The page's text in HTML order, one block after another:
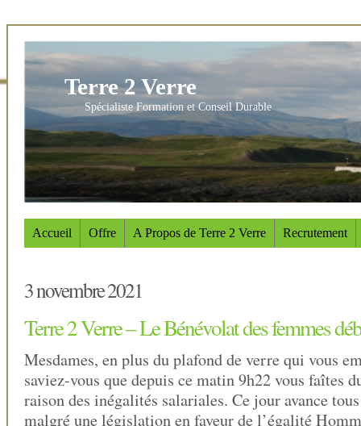
Terre 2 Verre
Spécialiste Formation et Conseil Durable
Accueil Offre A Propos de Terre 2 Verre Recrutement
3 novembre 2021
Terre 2 Verre – Le Bénévolat des femmes
Mesdames, en plus du plafond de verre qui vous
saviez-vous que depuis ce matin 9h22 vous faîtes
raison des inégalités salariales. Ce jour avance
malgré une législation en faveur de l’égalité